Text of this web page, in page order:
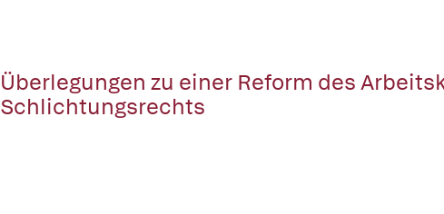
Überlegungen zu einer Reform des
Schlichtungsrechts